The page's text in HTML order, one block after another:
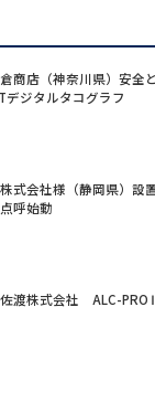
倉商店（神奈川県）安
デジタルタコグラフ
式会社様（静岡県）設
呼始動
渡株式会社 ALC-